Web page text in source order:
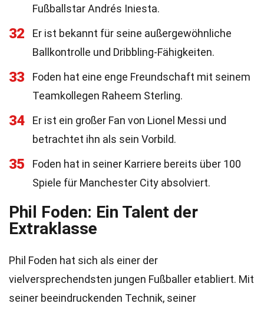
Fußballstar Andrés Iniesta.
32
Er ist bekannt für seine außergewöhnliche
Ballkontrolle und Dribbling-Fähigkeiten.
33
Foden hat eine enge Freundschaft mit seinem
Teamkollegen Raheem Sterling.
34
Er ist ein großer Fan von Lionel Messi und
betrachtet ihn als sein Vorbild.
35
Foden hat in seiner Karriere bereits über 100
Spiele für Manchester City absolviert.
Phil Foden: Ein Talent der
Extraklasse
Phil Foden hat sich als einer der
vielversprechendsten jungen Fußballer etabliert. Mit
seiner beeindruckenden Technik, seiner